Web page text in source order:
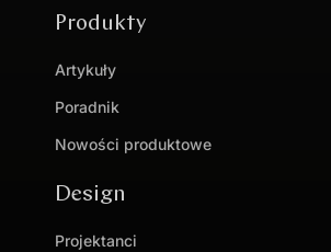
Produkty
Artykuły
Poradnik
Nowości produktowe
Design
Projektanci